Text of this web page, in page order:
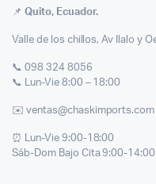
📌 Quito, Ecuador.
Valle de los chillos, Av Ilalo y
📞 098 324 8056
📞 Lun-Vie 8:00 – 18:00
✉️
⏰ Lun-Vie 9:00-18:00
Sáb-Dom Bajo Cita 9:00-14:00